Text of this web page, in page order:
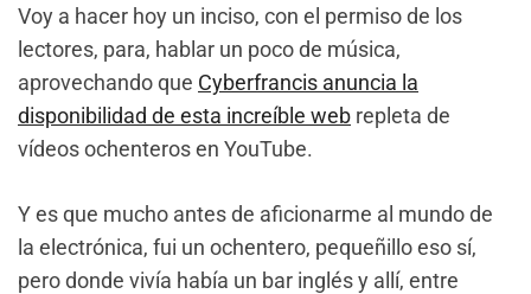
Voy a hacer hoy un inciso, con el permiso de los
lectores, para, hablar un poco de música,
aprovechando que Cyberfrancis anuncia la
disponibilidad de esta increíble web repleta de
vídeos ochenteros en YouTube.
Y es que mucho antes de aficionarme al mundo de
la electrónica, fui un ochentero, pequeñillo eso sí,
pero donde vivía había un bar inglés y allí, entre